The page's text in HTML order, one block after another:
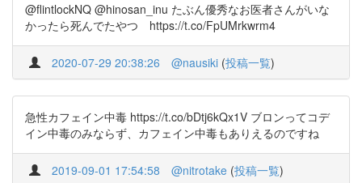
@flintlockNQ @hinosan_inu たぶん優秀なお医者さんがいな
かったら死んでたやつ https://t.co/FpUMrkwrm4
2020-07-29 20:38:26 @nausiki (投稿一覧)
急性カフェイン中毒 https://t.co/bDtj6kQx1V ブロンってコデ
イン中毒のみならず、カフェイン中毒もありえるのですね
2019-09-01 17:54:58 @nitrotake (投稿一覧)